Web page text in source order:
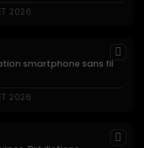
2026
smartphone sans fil
2026